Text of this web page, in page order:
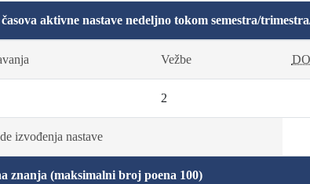
aktivne nastave nedeljno tokom semestra/
Vežbe
2
izvođenja nastave
znanja (maksimalni broj poena 100)